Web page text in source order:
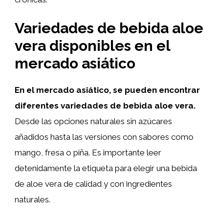
Variedades de bebida aloe
vera disponibles en el
mercado asiático
En el mercado asiático, se pueden encontrar
diferentes variedades de bebida aloe vera.
Desde las opciones naturales sin azúcares
añadidos hasta las versiones con sabores como
mango, fresa o piña. Es importante leer
detenidamente la etiqueta para elegir una bebida
de aloe vera de calidad y con ingredientes
naturales.